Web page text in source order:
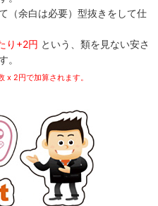
（余白は必要）型抜きをして仕
り+2円 という、類を見ない安さ
。
x 2円で加算されます。